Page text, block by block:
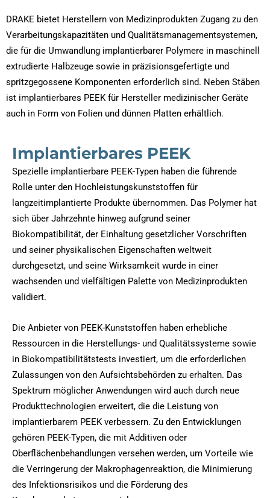
DRAKE bietet Herstellern von Medizinprodukten Zugang zu den
Verarbeitungskapazitäten und Qualitätsmanagementsystemen,
die für die Umwandlung implantierbarer Polymere in maschinell
extrudierte Halbzeuge sowie in präzisionsgefertigte und
spritzgegossene Komponenten erforderlich sind. Neben Stäben
ist implantierbares PEEK für Hersteller medizinischer Geräte
auch in Form von Folien und dünnen Platten erhältlich.
Implantierbares PEEK
Spezielle implantierbare PEEK-Typen haben die führende
Rolle unter den Hochleistungskunststoffen für
langzeitimplantierte Produkte übernommen. Das Polymer hat
sich über Jahrzehnte hinweg aufgrund seiner
Biokompatibilität, der Einhaltung gesetzlicher Vorschriften
und seiner physikalischen Eigenschaften weltweit
durchgesetzt, und seine Wirksamkeit wurde in einer
wachsenden und vielfältigen Palette von Medizinprodukten
validiert.
Die Anbieter von PEEK-Kunststoffen haben erhebliche
Ressourcen in die Herstellungs- und Qualitätssysteme sowie
in Biokompatibilitätstests investiert, um die erforderlichen
Zulassungen von den Aufsichtsbehörden zu erhalten. Das
Spektrum möglicher Anwendungen wird auch durch neue
Produkttechnologien erweitert, die die Leistung von
implantierbarem PEEK verbessern. Zu den Entwicklungen
gehören PEEK-Typen, die mit Additiven oder
Oberflächenbehandlungen versehen werden, um Vorteile wie
die Verringerung der Makrophagenreaktion, die Minimierung
des Infektionsrisikos und die Förderung des